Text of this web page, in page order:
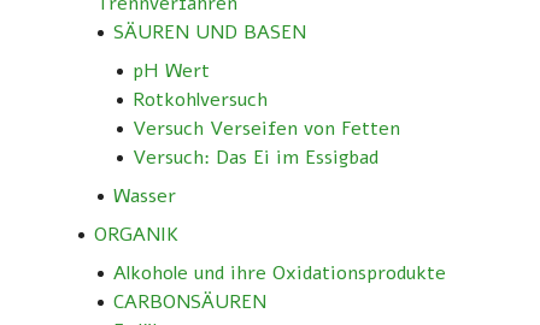
SÄUREN UND BASEN
pH Wert
Rotkohlversuch
Versuch Verseifen von Fetten
Versuch: Das Ei im Essigbad
Wasser
ORGANIK
Alkohole und ihre Oxidationsprodukte
CARBONSÄUREN